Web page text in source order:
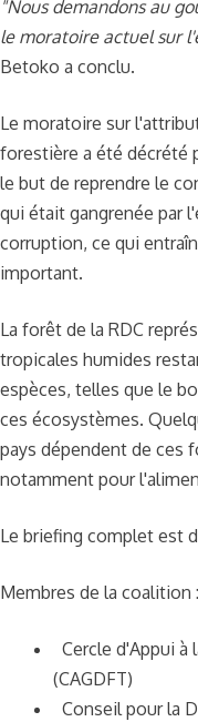
"Nous demandons au
le moratoire actuel sur
Betoko a conclu.
Le moratoire sur
forestière a été décrété
le but de reprendre le
qui était gangrenée par
corruption, ce qui
important.
La forêt de la RDC
tropicales humides
espèces, telles que le
ces écosystèmes.
pays dépendent de ces
notamment pour
Le briefing complet est
Membres de la coalition :
Cercle d'Appui à
(CAGDFT)
Conseil pour la